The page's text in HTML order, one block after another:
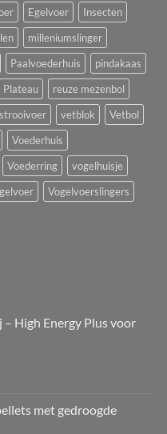
Egelvoer
Insecten
milleniumslinger
Paalvoederhuis
pindakaas
Plateau
reuze mezenbol
strooivoer vetblok
Vetbol
Voederhuis
Voederring
vogelhuisje
Vogelvoerslingers
High Energy Plus voor
met gedroogde